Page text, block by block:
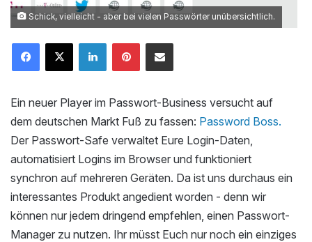
Schick, vielleicht - aber bei vielen Passwörter unübersichtlich.
Ein neuer Player im Passwort-Business versucht auf
dem deutschen Markt Fuß zu fassen: Password Boss.
Der Passwort-Safe verwaltet Eure Login-Daten,
automatisiert Logins im Browser und funktioniert
synchron auf mehreren Geräten. Da ist uns durchaus ein
interessantes Produkt angedient worden - denn wir
können nur jedem dringend empfehlen, einen Passwort-
Manager zu nutzen. Ihr müsst Euch nur noch ein einziges